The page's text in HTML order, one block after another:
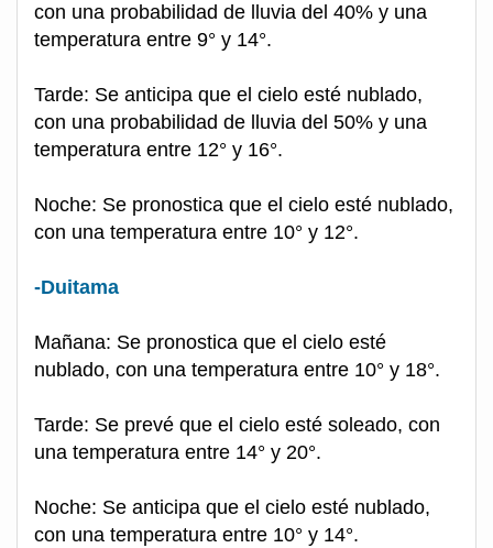
con una probabilidad de lluvia del 40% y una
temperatura entre 9° y 14°.
Tarde: Se anticipa que el cielo esté nublado,
con una probabilidad de lluvia del 50% y una
temperatura entre 12° y 16°.
Noche: Se pronostica que el cielo esté nublado,
con una temperatura entre 10° y 12°.
-Duitama
Mañana: Se pronostica que el cielo esté
nublado, con una temperatura entre 10° y 18°.
Tarde: Se prevé que el cielo esté soleado, con
una temperatura entre 14° y 20°.
Noche: Se anticipa que el cielo esté nublado,
con una temperatura entre 10° y 14°.